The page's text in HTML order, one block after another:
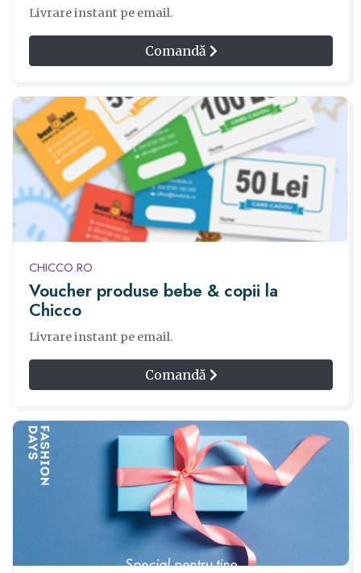
Livrare instant pe email.
Comandă
CHICCO.RO
Voucher produse bebe & copii la
Chicco
Livrare instant pe email.
Comandă